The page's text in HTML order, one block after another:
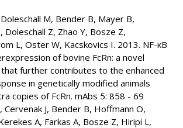
M, Bender B, Mayer B,
Doleschall Z, Zhao Y, Bosze Z,
L, Oster W, Kacskovics I. 2013. NF-κB
of bovine FcRn: a novel
that further contributes to the enhanced
in genetically modified animals
copies of FcRn. mAbs 5: 858 - 69
Cervenak J, Bender B, Hoffmann O,
A, Farkas A, Bosze Z, Hiripi L,